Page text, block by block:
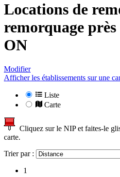
Locations de
remorquage près
ON
Modifier
Afficher les établissements sur une
Liste
Carte
Cliquez sur le NIP et faites-le
carte.
Trier par :
1